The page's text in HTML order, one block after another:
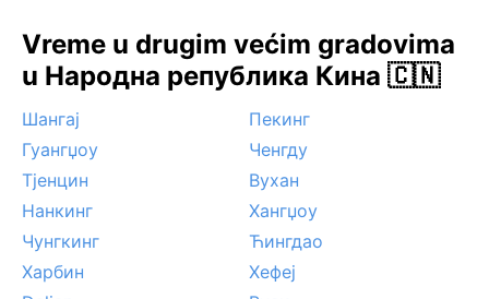
Vreme u drugim većim gradovima
u Народна република Кина 🇨🇳
Шангај
Пекинг
Гуангџоу
Ченгду
Тјенцин
Вухан
Нанкинг
Хангџоу
Чунгкинг
Ћингдао
Харбин
Хефеј